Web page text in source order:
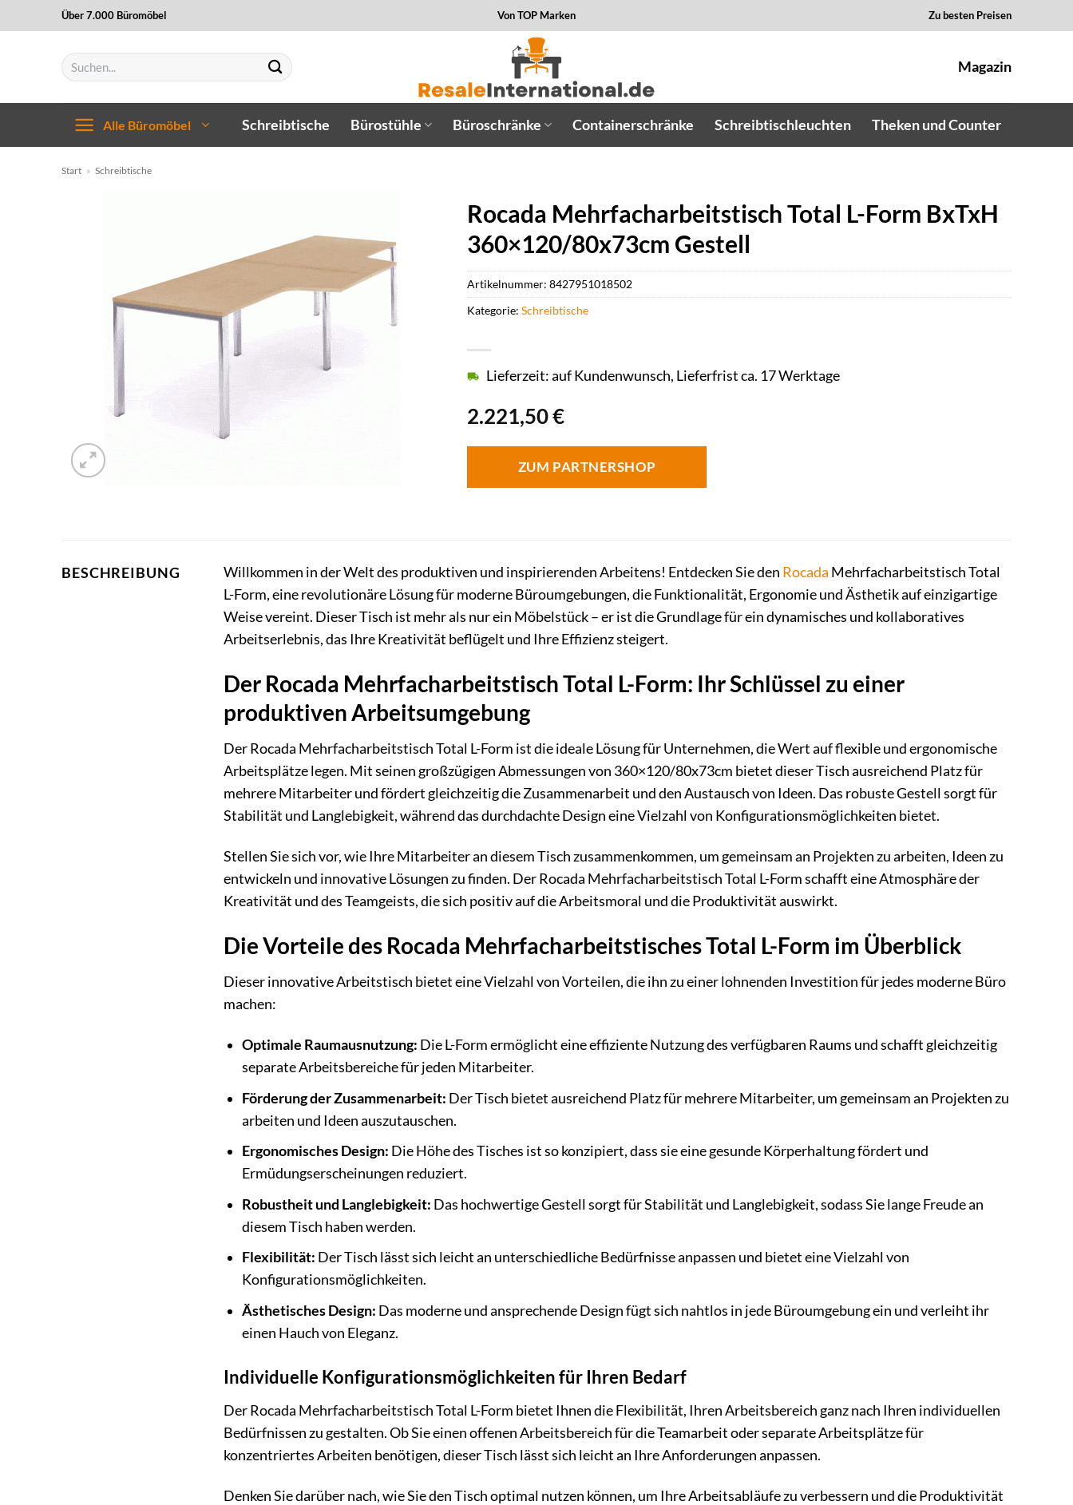
Inhalt
Über 7.000 Büromöbel Von TOP Marken Zu besten Preisen
Suchen
nach:
Magazin
Alle Büromöbel Schreibtische Bürostühle Büroschränke Containerschränke Schreibtischleuchten Theken und Counter
Start » Schreibtische
Rocada Mehrfacharbeitstisch Total L-Form BxTxH
360×120/80x73cm Gestell
2.221,50€
Lieferzeit: auf Kundenwunsch, Lieferfrist ca. 17 Werktage
ZUM PARTNERSHOP
Artikelnummer:8427951018502
Kategorie:Schreibtische
BESCHREIBUNG Willkommen in der Welt des produktiven und inspirierenden Arbeitens! Entdecken Sie den Rocada Mehrfacharbeitstisch Total
L-Form, eine revolutionäre Lösung für moderne Büroumgebungen, die Funktionalität, Ergonomie und Ästhetik auf einzigartige
Weise vereint. Dieser Tisch ist mehr als nur ein Möbelstück – er ist die Grundlage für ein dynamisches und kollaboratives
Arbeitserlebnis, das Ihre Kreativität beflügelt und Ihre Effizienz steigert.
Der Rocada Mehrfacharbeitstisch Total L-Form: Ihr Schlüssel zu einer
produktiven Arbeitsumgebung
Der Rocada Mehrfacharbeitstisch Total L-Form ist die ideale Lösung für Unternehmen, die Wert auf flexible und ergonomische
Arbeitsplätze legen. Mit seinen großzügigen Abmessungen von 360×120/80x73cm bietet dieser Tisch ausreichend Platz für
mehrere Mitarbeiter und fördert gleichzeitig die Zusammenarbeit und den Austausch von Ideen. Das robuste Gestell sorgt für
Stabilität und Langlebigkeit, während das durchdachte Design eine Vielzahl von Konfigurationsmöglichkeiten bietet.
Stellen Sie sich vor, wie Ihre Mitarbeiter an diesem Tisch zusammenkommen, um gemeinsam an Projekten zu arbeiten, Ideen zu
entwickeln und innovative Lösungen zu finden. Der Rocada Mehrfacharbeitstisch Total L-Form schafft eine Atmosphäre der
Kreativität und des Teamgeists, die sich positiv auf die Arbeitsmoral und die Produktivität auswirkt.
Die Vorteile des Rocada Mehrfacharbeitstisches Total L-Form im Überblick
Dieser innovative Arbeitstisch bietet eine Vielzahl von Vorteilen, die ihn zu einer lohnenden Investition für jedes moderne Büro
machen:
Optimale Raumausnutzung: Die L-Form ermöglicht eine effiziente Nutzung des verfügbaren Raums und schafft gleichzeitig
separate Arbeitsbereiche für jeden Mitarbeiter.
Förderung der Zusammenarbeit: Der Tisch bietet ausreichend Platz für mehrere Mitarbeiter, um gemeinsam an Projekten zu
arbeiten und Ideen auszutauschen.
Ergonomisches Design: Die Höhe des Tisches ist so konzipiert, dass sie eine gesunde Körperhaltung fördert und
Ermüdungserscheinungen reduziert.
Robustheit und Langlebigkeit: Das hochwertige Gestell sorgt für Stabilität und Langlebigkeit, sodass Sie lange Freude an
diesem Tisch haben werden.
Flexibilität: Der Tisch lässt sich leicht an unterschiedliche Bedürfnisse anpassen und bietet eine Vielzahl von
Konfigurationsmöglichkeiten.
Ästhetisches Design: Das moderne und ansprechende Design fügt sich nahtlos in jede Büroumgebung ein und verleiht ihr
einen Hauch von Eleganz.
Individuelle Konfigurationsmöglichkeiten für Ihren Bedarf
Der Rocada Mehrfacharbeitstisch Total L-Form bietet Ihnen die Flexibilität, Ihren Arbeitsbereich ganz nach Ihren individuellen
Bedürfnissen zu gestalten. Ob Sie einen offenen Arbeitsbereich für die Teamarbeit oder separate Arbeitsplätze für
konzentriertes Arbeiten benötigen, dieser Tisch lässt sich leicht an Ihre Anforderungen anpassen.
Denken Sie darüber nach, wie Sie den Tisch optimal nutzen können, um Ihre Arbeitsabläufe zu verbessern und die Produktivität